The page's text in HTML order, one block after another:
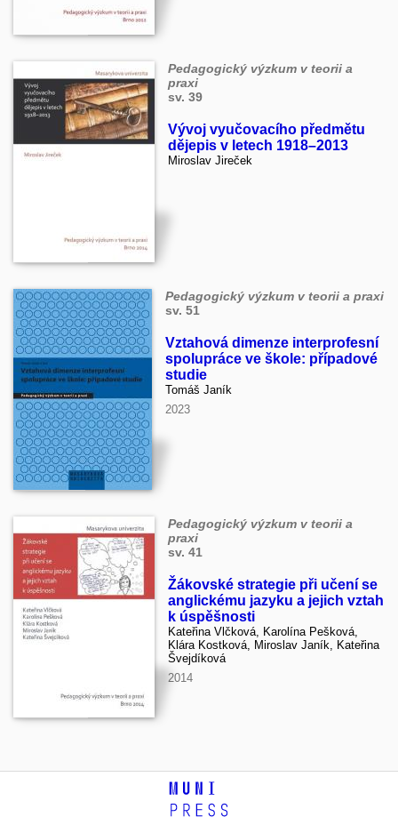
Pedagogický výzkum v teorii a
praxi
sv. 39
Vývoj vyučovacího předmětu
dějepis v letech 1918–2013
Miroslav Jireček
Pedagogický výzkum v teorii a praxi
sv. 51
Vztahová dimenze interprofesní
spolupráce ve škole: případové
studie
Tomáš Janík
2023
Pedagogický výzkum v teorii a
praxi
sv. 41
Žákovské strategie při učení se
anglickému jazyku a jejich vztah
k úspěšnosti
Kateřina Vlčková, Karolína Pešková,
Klára Kostková, Miroslav Janík, Kateřina
Švejdíková
2014